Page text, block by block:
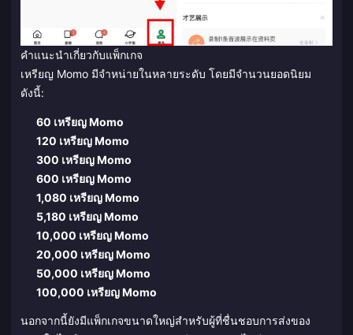
คำแนะนำเกี่ยวกับแพ็กเกจ
เหรียญ Momo มีจำหน่ายในหลายระดับ โดยมีจำนวนยอดนิยม
ดังนี้:
60 เหรียญ Momo
120 เหรียญ Momo
300 เหรียญ Momo
600 เหรียญ Momo
1,080 เหรียญ Momo
5,180 เหรียญ Momo
10,000 เหรียญ Momo
20,000 เหรียญ Momo
50,000 เหรียญ Momo
100,000 เหรียญ Momo
นอกจากนี้ยังมีแพ็กเกจขนาดใหญ่สำหรับผู้ที่ชื่นชอบการส่งของ